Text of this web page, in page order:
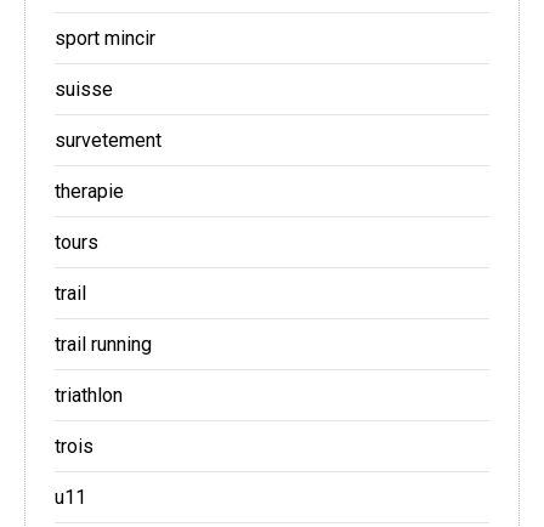
sport mincir
suisse
survetement
therapie
tours
trail
trail running
triathlon
trois
u11